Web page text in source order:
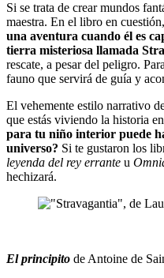
Si se trata de crear mundos
maestra. En el libro en
una aventura cuando él es
tierra misteriosa llamada
rescate, a pesar del peligro.
fauno que servirá de guía y
El vehemente estilo narrativo
que estás viviendo la historia
para tu niño interior puede
universo? Si te gustaron los
leyenda del rey errante u
hechizará.
El principito de Antoine de